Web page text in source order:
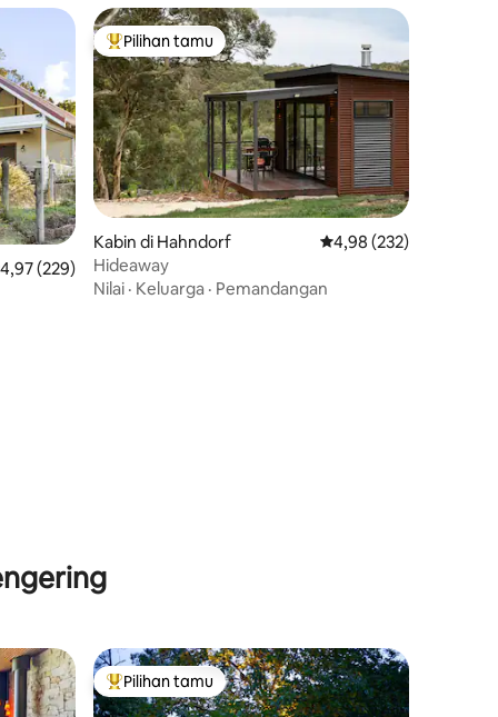
rata-rata 4,97 dari 5, 229 ulasan
4,97 (229)
Pilihan tamu terpopuler
Pilihan tamu
Kabin di Hahndorf Nilai rata-rata 4,98 dari
4,98 (232)
Hideaway
Nilai · Keluarga · Pemandangan
Pilihan tamu terpopuler
Pilihan tamu